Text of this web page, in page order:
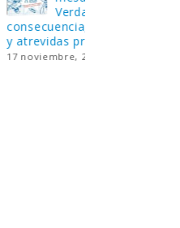
o
preguntas